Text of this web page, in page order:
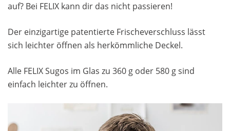
auf? Bei FELIX kann dir das nicht passieren!
Der einzigartige patentierte Frischeverschluss lässt
sich leichter öffnen als herkömmliche Deckel.
Alle FELIX Sugos im Glas zu 360 g oder 580 g sind
einfach leichter zu öffnen.